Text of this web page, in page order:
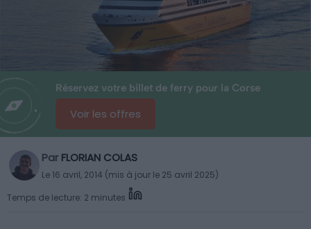
Réservez votre billet de ferry pour la Corse
Voir les offres
Par FLORIAN COLAS
Le 16 avril, 2014 (mis à jour le 25 avril 2025)
Temps de lecture: 2 minutes